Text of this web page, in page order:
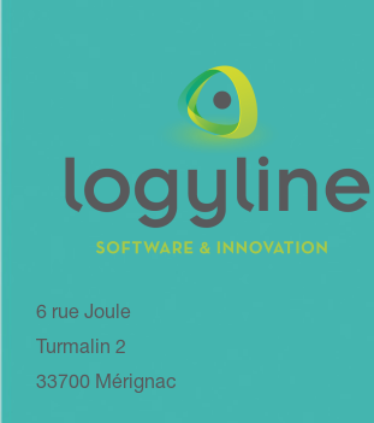
6 rue Joule
Turmalin 2
33700 Mérignac